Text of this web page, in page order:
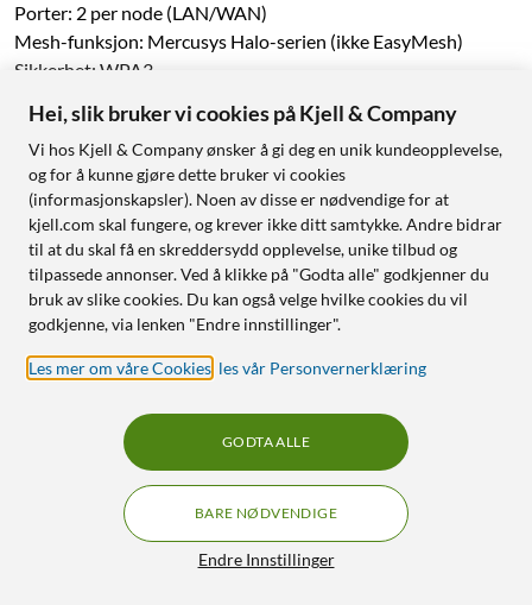
Porter: 2 per node (LAN/WAN)
Mesh-funksjon: Mercusys Halo-serien (ikke EasyMesh)
Sikkerhet: WPA3
Ekstrafunksjoner: AI-optimalisering av trafikk
Pris ved publisering: 999 kr
Kundevurdering
Gjennomsnittsvurderingen blant kundene var
5 av 5 stjerner
på testtidspunktet.
LEGG I HANDLEKURV
SE PRODUKTET
UTFORSK RUTERE
Hei, slik bruker vi cookies på Kjell & Company
Vi hos Kjell & Company ønsker å gi deg en unik kundeopplevelse,
og for å kunne gjøre dette bruker vi cookies
(informasjonskapsler). Noen av disse er nødvendige for at
kjell.com skal fungere, og krever ikke ditt samtykke. Andre bidrar
til at du skal få en skreddersydd opplevelse, unike tilbud og
tilpassede annonser. Ved å klikke på "Godta alle" godkjenner du
bruk av slike cookies. Du kan også velge hvilke cookies du vil
godkjenne, via lenken "Endre innstillinger".
Les mer om våre Cookies les vår Personvernerklæring
Endre Innstillinger
BARE NØDVENDIGE
GODTA ALLE